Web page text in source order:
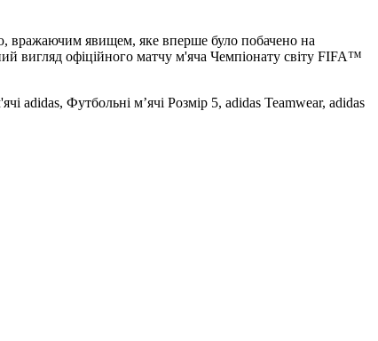
вражаючим явищем, яке вперше було побачено на
вигляд офіційного матчу м'яча Чемпіонату світу FIFA™
adidas, Футбольні м’ячі Розмір 5, adidas Teamwear, adidas